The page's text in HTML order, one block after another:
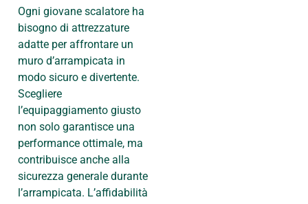
Ogni giovane scalatore ha
bisogno di attrezzature
adatte per affrontare un
muro d’arrampicata in
modo sicuro e divertente.
Scegliere
l’equipaggiamento giusto
non solo garantisce una
performance ottimale, ma
contribuisce anche alla
sicurezza generale durante
l’arrampicata. L’affidabilità